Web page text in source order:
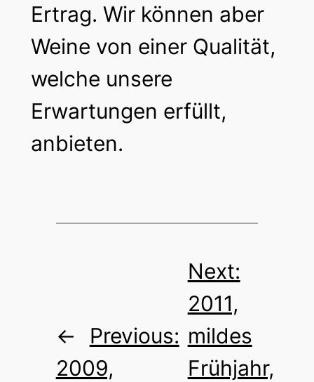
Ertrag. Wir können aber
Weine von einer Qualität,
welche unsere
Erwartungen erfüllt,
anbieten.
←
Previous:
2009,
Next:
2011,
mildes
Frühjahr,